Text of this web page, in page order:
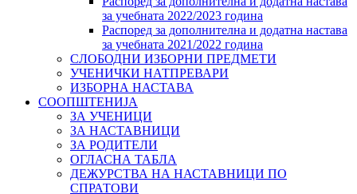
за учебната 2022/2023 година
Распоред за дополнителна и додатна настава
за учебната 2021/2022 година
СЛОБОДНИ ИЗБОРНИ ПРЕДМЕТИ
УЧЕНИЧКИ НАТПРЕВАРИ
ИЗБОРНА НАСТАВА
СООПШТЕНИЈА
ЗА УЧЕНИЦИ
ЗА НАСТАВНИЦИ
ЗА РОДИТЕЛИ
ОГЛАСНА ТАБЛА
ДЕЖУРСТВА НА НАСТАВНИЦИ ПО
СПРАТОВИ